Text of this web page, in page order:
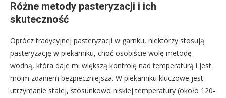
Różne metody pasteryzacji i ich
skuteczność
Oprócz tradycyjnej pasteryzacji w garnku, niektórzy stosują
pasteryzację w piekarniku, choć osobiście wolę metodę
wodną, która daje mi większą kontrolę nad temperaturą i jest
moim zdaniem bezpieczniejsza. W piekarniku kluczowe jest
utrzymanie stałej, stosunkowo niskiej temperatury (około 120-